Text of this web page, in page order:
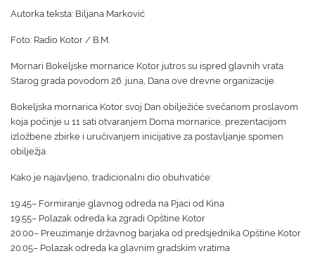
Autorka teksta: Biljana Marković
Foto: Radio Kotor / B.M.
Mornari Bokeljske mornarice Kotor jutros su ispred glavnih vrata
Starog grada povodom 26. juna, Dana ove drevne organizacije.
Bokeljska mornarica Kotor svoj Dan obilježiće svečanom proslavom
koja počinje u 11 sati otvaranjem Doma mornarice, prezentacijom
izložbene zbirke i uručivanjem inicijative za postavljanje spomen
obilježja.
Kako je najavljeno, tradicionalni dio obuhvatiće:
19:45– Formiranje glavnog odreda na Pjaci od Kina
19:55– Polazak odreda ka zgradi Opštine Kotor
20:00– Preuzimanje državnog barjaka od predsjednika Opštine Kotor
20:05– Polazak odreda ka glavnim gradskim vratima